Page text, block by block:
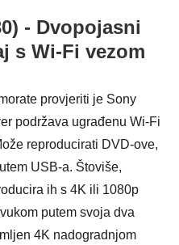
- Dvopojasni
s Wi-Fi vezom
provjeriti je Sony
podržava ugrađenu Wi-Fi
reproducirati DVD-ove,
USB-a. Štoviše,
ih s 4K ili 1080p
putem svoja dva
4K nadogradnjom